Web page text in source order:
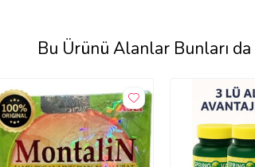
Bu Ürünü Alanlar Bunları da